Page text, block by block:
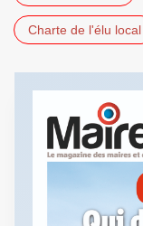
Charte de l'élu local